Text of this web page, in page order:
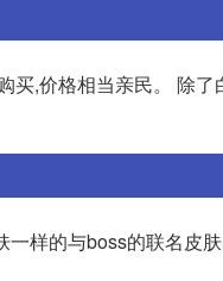
,价格相当亲民。 除
样的与boss的联名皮